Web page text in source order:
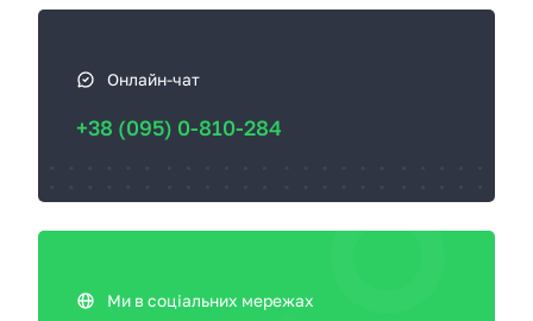
Онлайн-чат
+38 (095) 0-810-284
Ми в соціальних мережах